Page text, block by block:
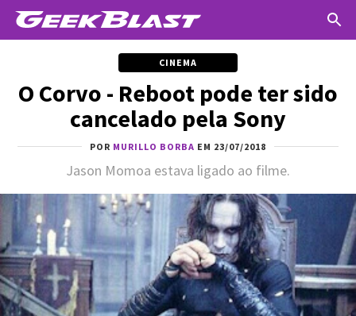
CINEMA
O Corvo - Reboot pode ter sido
cancelado pela Sony
POR MURILLO BORBA EM 23/07/2018
Jason Momoa estava ligado ao filme.